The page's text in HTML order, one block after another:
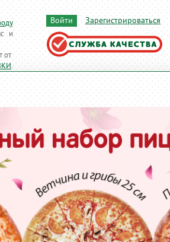
и
от
.
Войти Зарегистрироваться